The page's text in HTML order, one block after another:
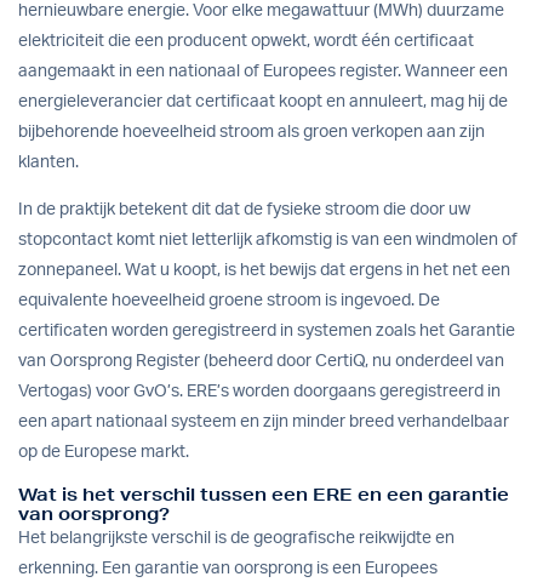
hernieuwbare energie. Voor elke megawattuur (MWh) duurzame
elektriciteit die een producent opwekt, wordt één certificaat
aangemaakt in een nationaal of Europees register. Wanneer een
energieleverancier dat certificaat koopt en annuleert, mag hij de
bijbehorende hoeveelheid stroom als groen verkopen aan zijn
klanten.
In de praktijk betekent dit dat de fysieke stroom die door uw
stopcontact komt niet letterlijk afkomstig is van een windmolen of
zonnepaneel. Wat u koopt, is het bewijs dat ergens in het net een
equivalente hoeveelheid groene stroom is ingevoed. De
certificaten worden geregistreerd in systemen zoals het Garantie
van Oorsprong Register (beheerd door CertiQ, nu onderdeel van
Vertogas) voor GvO’s. ERE’s worden doorgaans geregistreerd in
een apart nationaal systeem en zijn minder breed verhandelbaar
op de Europese markt.
Wat is het verschil tussen een ERE en een garantie
van oorsprong?
Het belangrijkste verschil is de geografische reikwijdte en
erkenning. Een garantie van oorsprong is een Europees